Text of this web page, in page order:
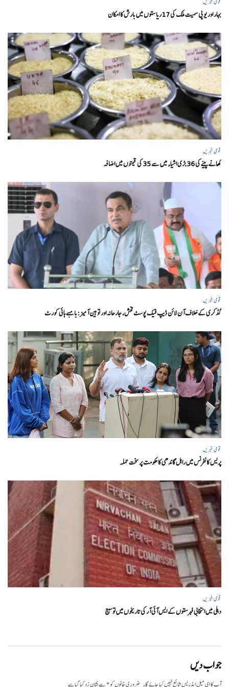
بہار اور یو پی سمیت ملک کی 17ریاستوں میں بارش کا امکان
قومی خبریں
کھانے پینے کی 36 بڑی اشیاء میں سے 35 کی قیمتوں میں اضافہ
قومی خبریں
گڈکری کے خلاف آن لائن ڈیپ فیک پوسٹ فحش، جارحانہ اور توہین آمیز:بامبے ہائی کورٹ
قومی خبریں
پریس کانفرنس میں راہل گاندھی کا حکومت پر سخت حملہ
قومی خبریں
دہلی میں انتخابی فہرستوں کے ایس آئی آر کی تاریخوں میں توسیع
جواب دیں
آپ کا ای میل ایڈریس شائع نہیں کیا جائے گا۔ ضروری خانوں کو*سے نشان زد کیا گیا ہے